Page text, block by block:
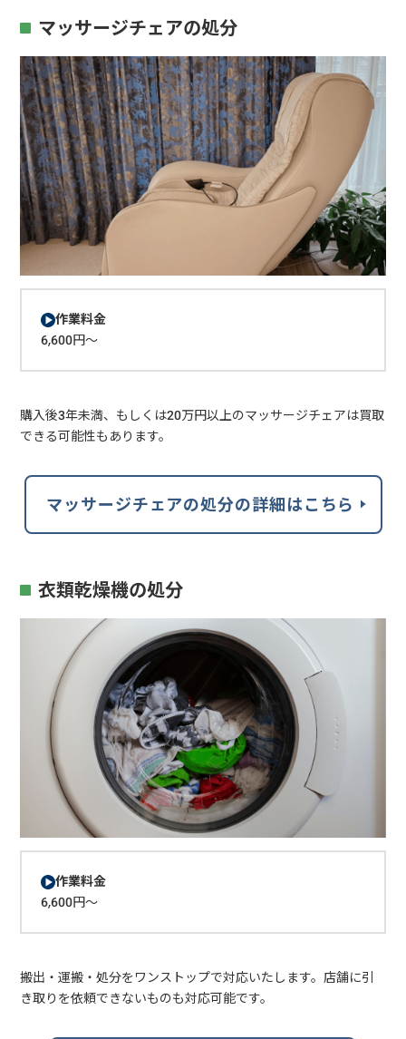
マッサージチェアの処分
作業料金
6,600円～
購入後3年未満、もしくは20万円以上のマッサージチェアは買取
できる可能性もあります。
マッサージチェアの処分の詳細はこちら
衣類乾燥機の処分
作業料金
6,600円～
搬出・運搬・処分をワンストップで対応いたします。店舗に引
き取りを依頼できないものも対応可能です。